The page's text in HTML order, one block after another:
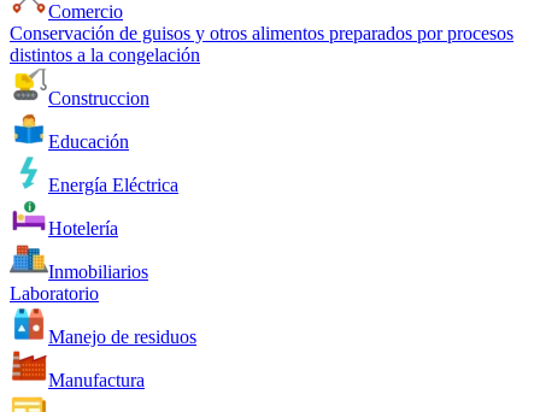
Comercio
Conservación de guisos y otros alimentos preparados por procesos
distintos a la congelación
Construccion
Educación
Energía Eléctrica
Hotelería
Inmobiliarios
Laboratorio
Manejo de residuos
Manufactura